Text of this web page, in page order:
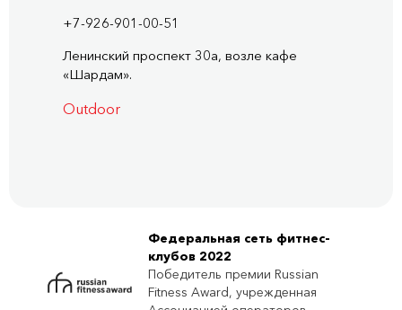
+7-926-901-00-51
Ленинский проспект 30а, возле кафе
«Шардам».
Outdoor
Федеральная сеть фитнес-
клубов 2022
Победитель премии Russian
Fitness Award, учрежденная